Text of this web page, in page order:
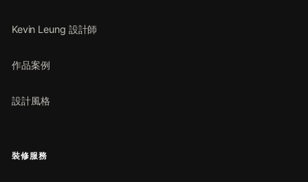
Kevin Leung 設計師
作品案例
設計風格
裝修服務